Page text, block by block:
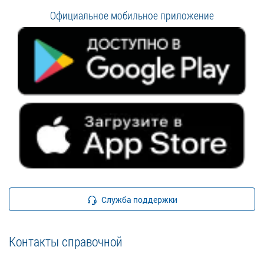
Официальное мобильное приложение
Служба поддержки
Контакты справочной